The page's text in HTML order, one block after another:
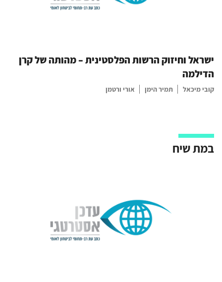
ישראל וחיזוק הרשות הפלסטינית – מהותה של קרן
הדילמה
קובי מיכאל תמיר הימן אורי ורטמן
במת שיח